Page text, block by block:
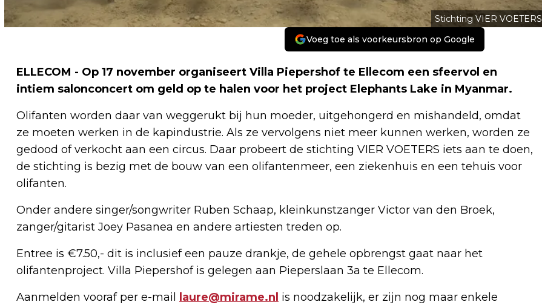
Stichting VIER VOETERS
Voeg toe als voorkeursbron op Google
ELLECOM - Op 17 november organiseert Villa Piepershof te Ellecom een sfeervol en
intiem salonconcert om geld op te halen voor het project Elephants Lake in Myanmar.
Olifanten worden daar van weggerukt bij hun moeder, uitgehongerd en mishandeld, omdat
ze moeten werken in de kapindustrie. Als ze vervolgens niet meer kunnen werken, worden ze
gedood of verkocht aan een circus. Daar probeert de stichting VIER VOETERS iets aan te doen,
de stichting is bezig met de bouw van een olifantenmeer, een ziekenhuis en een tehuis voor
olifanten.
Onder andere singer/songwriter Ruben Schaap, kleinkunstzanger Victor van den Broek,
zanger/gitarist Joey Pasanea en andere artiesten treden op.
Entree is €7.50,- dit is inclusief een pauze drankje, de gehele opbrengst gaat naar het
olifantenproject. Villa Piepershof is gelegen aan Pieperslaan 3a te Ellecom.
Aanmelden vooraf per e-mail
laure@mirame.nl is noodzakelijk, er zijn nog maar enkele